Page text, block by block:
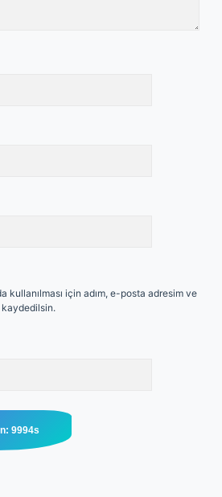
kullanılması için adım, e-posta adresim ve
kaydedilsin.